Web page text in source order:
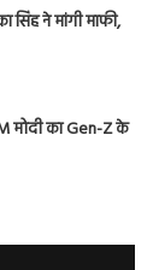
सिंह ने मांगी माफी,
मोदी का Gen-Z के